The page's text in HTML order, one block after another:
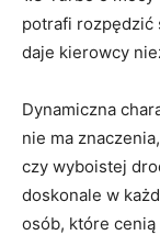
‍potrafi rozpędzić
daje kierowcy
Dynamiczna⁣
nie ma
czy wyboistej‌
doskonale w
osób, które